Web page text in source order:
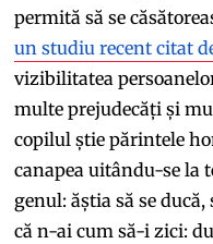
permită să se
un studiu recent citat
vizibilitatea
multe prejudecăți și
copilul știe părintele
canapea uitându-se la
genul: ăștia să se
că n-ai cum să-i zici: